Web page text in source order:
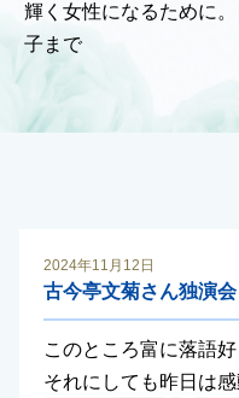
輝く女性になるために
子まで
2024年11月12日
古今亭文菊さん独演会
このところ富に落語
それにしても昨日は感